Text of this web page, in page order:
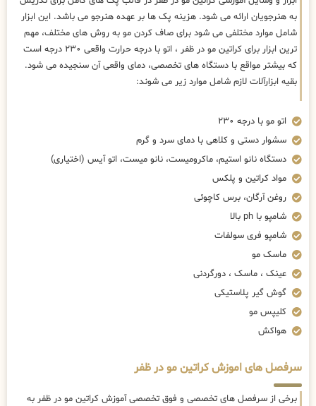
به هنرجویان ارائه می شود. هزینه پک ها بر عهده هنرجو می باشد. این ابزار
شامل موارد مختلفی می شود برای صاف کردن مو به روش های مختلف، مهم
ترین ابزار برای کراتین مو در ظفر ، اتو با درجه حرارت واقعی ۲۳۰ درجه است
که بیشتر مواقع با دستگاه های تخصصی، دمای واقعی آن سنجیده می شود.
بقیه ابزارآلات لازم شامل موارد زیر می شوند:
اتو مو با درجه ۲۳۰
سشوار دستی و کلاهی با دمای سرد و گرم
دستگاه نانو استیم، ماکرومیست، نانو میست، اتو آیس (اختیاری)
مواد کراتین و پلکس
روغن آرگان، برس کاچوئی
شامپو با ph بالا
شامپو فری سولفات
ماسک مو
عینک ، ماسک ، دورگردنی
گوش گیر پلاستیکی
کلیپس مو
هواکش
سرفصل های اموزش کراتین مو در ظفر
برخی از سرفصل های تخصصی و فوق تخصصی آموزش کراتین مو در ظفر به